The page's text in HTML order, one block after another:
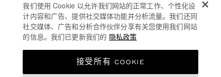
COOKIES政策
我们使用 Cookie 以允许我们网站的正常工作、个性化设
计内容和广告、提供社交媒体功能并分析流量。我们还同
社交媒体、广告和分析合作伙伴分享有关您使用我们网站
的信息。我们已更新我们的 隐私政策
接受所有 COOKIE